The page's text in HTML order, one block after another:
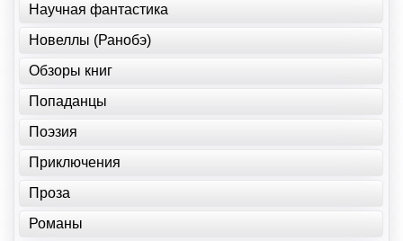
Научная фантастика
Новеллы (Ранобэ)
Обзоры книг
Попаданцы
Поэзия
Приключения
Проза
Романы